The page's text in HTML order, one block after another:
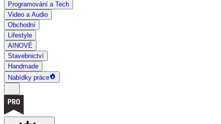
Programování a Tech
Video a Audio
Obchodní
Lifestyle
AI NOVÉ
Stavebnictví
Handmade
Nabídky práce